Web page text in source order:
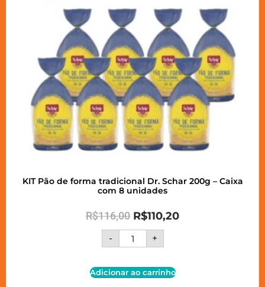
KIT Pão de forma tradicional Dr. Schar 200g – Caixa
com 8 unidades
R$116,00 R$110,20
- +
Adicionar ao carrinho